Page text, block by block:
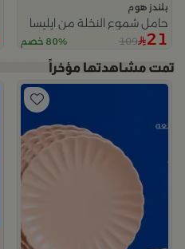
بلندز هوم
حامل شموع النخلة من ايليسا
21
109 80% خصم